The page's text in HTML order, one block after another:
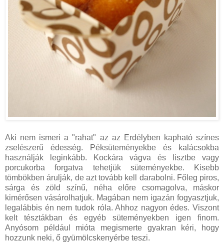
Aki nem ismeri a "rahat" az az Erdélyben kapható színes
zselészerű édesség. Péksüteményekbe és kalácsokba
használják leginkább. Kockára vágva és lisztbe vagy
porcukorba forgatva tehetjük süteményekbe. Kisebb
tömbökben árulják, de azt tovább kell darabolni. Főleg piros,
sárga és zöld színű, néha előre csomagolva, máskor
kimérősen vásárolhatjuk. Magában nem igazán fogyasztjuk,
legalábbis én nem tudok róla. Ahhoz nagyon édes. Viszont
kelt tésztákban és egyéb süteményekben igen finom.
Anyósom például mióta megismerte gyakran kéri, hogy
hozzunk neki, ő gyümölcskenyérbe teszi.